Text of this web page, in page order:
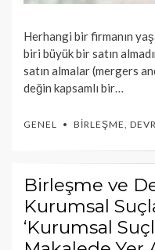
Herhangi bir firmanın
biri büyük bir satın
satın almalar (mergers
değin kapsamlı bir…
GENEL BIRLEŞME,
Birleşme ve
Kurumsal
‘Kurumsal